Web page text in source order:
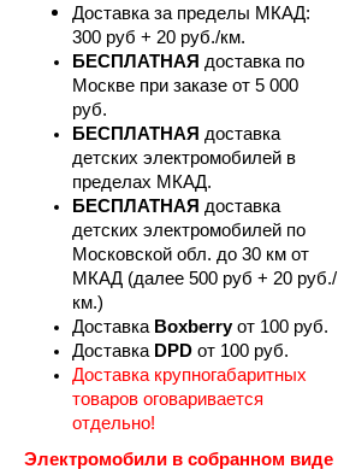
Доставка за пределы МКАД:
300 руб + 20 руб./км.
БЕСПЛАТНАЯ доставка по
Москве при заказе от 5 000
руб.
БЕСПЛАТНАЯ доставка
детских электромобилей в
пределах МКАД.
БЕСПЛАТНАЯ доставка
детских электромобилей по
Московской обл. до 30 км от
МКАД (далее 500 руб + 20 руб./
км.)
Доставка Boxberry от 100 руб.
Доставка DPD от 100 руб.
Доставка крупногабаритных
товаров оговаривается
отдельно!
Электромобили в собранном виде